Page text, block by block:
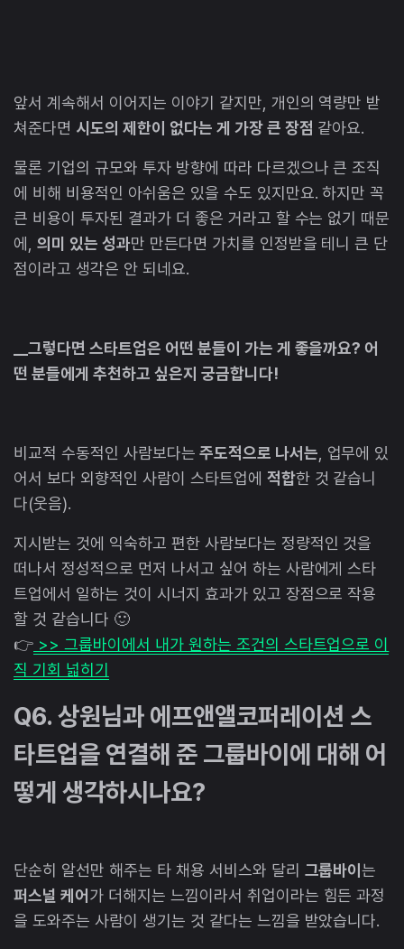
앞서 계속해서 이어지는 이야기 같지만, 개인의 역량만 받
쳐준다면 시도의 제한이 없다는 게 가장 큰 장점 같아요.
물론 기업의 규모와 투자 방향에 따라 다르겠으나 큰 조직
에 비해 비용적인 아쉬움은 있을 수도 있지만요. 하지만 꼭
큰 비용이 투자된 결과가 더 좋은 거라고 할 수는 없기 때문
에, 의미 있는 성과만 만든다면 가치를 인정받을 테니 큰 단
점이라고 생각은 안 되네요.
__그렇다면 스타트업은 어떤 분들이 가는 게 좋을까요? 어
떤 분들에게 추천하고 싶은지 궁금합니다!
비교적 수동적인 사람보다는 주도적으로 나서는 , 업무에 있
어서 보다 외향적인 사람이 스타트업에 적합한 것 같습니
다(웃음).
지시받는 것에 익숙하고 편한 사람보다는 정량적인 것을
떠나서 정성적으로 먼저 나서고 싶어 하는 사람에게 스타
트업에서 일하는 것이 시너지 효과가 있고 장점으로 작용
할 것 같습니다 🙂
👉>> 그룹바이에서 내가 원하는 조건의 스타트업으로 이
직 기회 넓히기
Q6. 상원님과 에프앤앨코퍼레이션 스
타트업을 연결해 준 그룹바이에 대해 어
떻게 생각하시나요?
단순히 알선만 해주는 타 채용 서비스와 달리 그룹바이는
퍼스널 케어 가 더해지는 느낌이라서 취업이라는 힘든 과정
을 도와주는 사람이 생기는 것 같다는 느낌을 받았습니다.